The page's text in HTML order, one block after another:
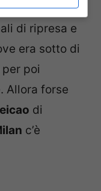
peggiore di
di ripresa e
era sotto di
per poi
Allora forse
di
c’è